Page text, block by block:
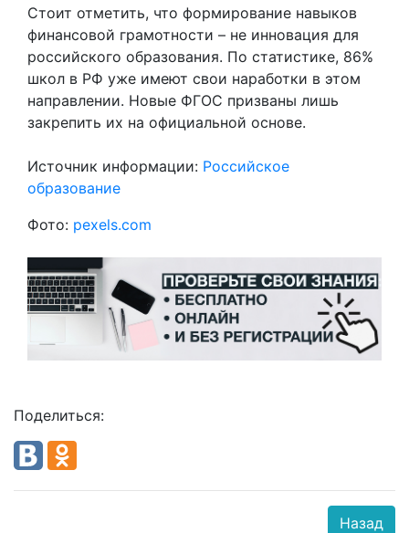
Стоит отметить, что формирование навыков
финансовой грамотности – не инновация для
российского образования. По статистике, 86%
школ в РФ уже имеют свои наработки в этом
направлении. Новые ФГОС призваны лишь
закрепить их на официальной основе.
Источник информации: Российское
образование
Фото: pexels.com
Поделиться:
Назад